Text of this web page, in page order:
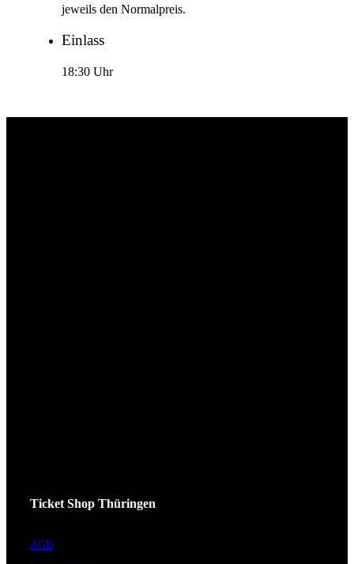
jeweils den Normalpreis.
Einlass
18:30 Uhr
Ticket Shop Thüringen
AGB